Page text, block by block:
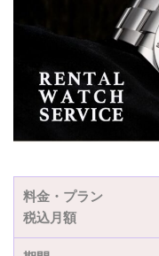
料金・プラン
税込月額